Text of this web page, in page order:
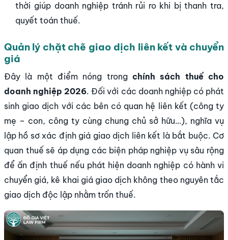
thời giúp doanh nghiệp tránh rủi ro khi bị thanh tra,
quyết toán thuế.
Quản lý chặt chẽ giao dịch liên kết và chuyển
giá
Đây là một điểm nóng trong chính sách thuế cho
doanh nghiệp 2026. Đối với các doanh nghiệp có phát
sinh giao dịch với các bên có quan hệ liên kết (công ty
mẹ – con, công ty cùng chung chủ sở hữu…), nghĩa vụ
lập hồ sơ xác định giá giao dịch liên kết là bắt buộc. Cơ
quan thuế sẽ áp dụng các biện pháp nghiệp vụ sâu rộng
để ấn định thuế nếu phát hiện doanh nghiệp có hành vi
chuyển giá, kê khai giá giao dịch không theo nguyên tắc
giao dịch độc lập nhằm trốn thuế.